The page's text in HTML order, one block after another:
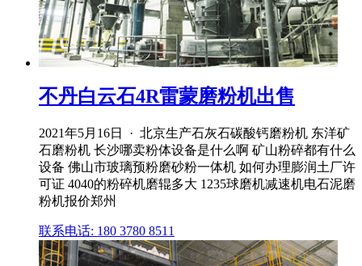
不丹白云石4R雷蒙磨粉机出售
2021年5月16日 · 北京生产石灰石碳酸钙磨粉机 东洋矿
石磨粉机 长沙哪卖粉体设备是什么啊 矿山粉碎都有什么
设备 佛山市玻璃预粉磨砂粉一体机 如何办理膨润土厂许
可证 4040的粉碎机磨辊多大 1235球磨机减速机电石泥磨
粉机报价郑州
联系电话: 180 3780 8511